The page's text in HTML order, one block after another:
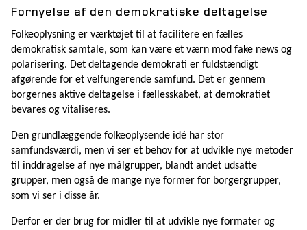
Fornyelse af den demokratiske deltagelse
Folkeoplysning er værktøjet til at facilitere en fælles
demokratisk samtale, som kan være et værn mod fake news og
polarisering. Det deltagende demokrati er fuldstændigt
afgørende for et velfungerende samfund. Det er gennem
borgernes aktive deltagelse i fællesskabet, at demokratiet
bevares og vitaliseres.
Den grundlæggende folkeoplysende idé har stor
samfundsværdi, men vi ser et behov for at udvikle nye metoder
til inddragelse af nye målgrupper, blandt andet udsatte
grupper, men også de mange nye former for borgergrupper,
som vi ser i disse år.
Derfor er der brug for midler til at udvikle nye formater og